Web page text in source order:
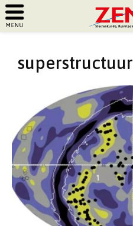
PRIMARY
MENU
superstructuur